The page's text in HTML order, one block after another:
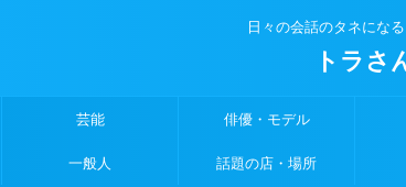
日々の会話のタネにな
トラさ
芸能 俳優・モデル
一般人 話題の店・場所